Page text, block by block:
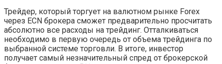
Трейдер, который торгует на валютном рынке Forex
через ECN брокера сможет предварительно просчитать
абсолютно все расходы на трейдинг. Отталкиваться
необходимо в первую очередь от объема трейдинга по
выбранной системе торговли. В итоге, инвестор
получает самый незначительный спред от брокерской